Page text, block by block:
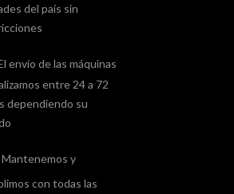
del país sin
envío de las máquinas
entre 24 a 72
dependiendo su
Mantenemos y
con todas las